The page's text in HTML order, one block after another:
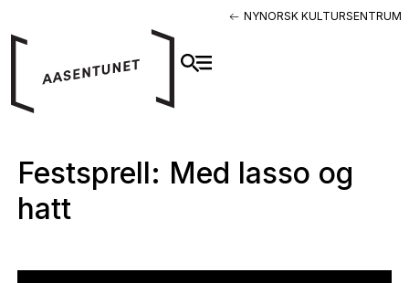
NYNORSK KULTURSENTRUM
Festsprell: Med lasso og
hatt